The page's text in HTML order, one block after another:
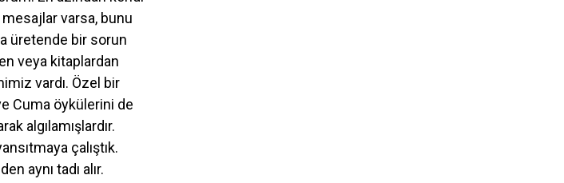
varsa, bunu
üretende bir sorun
veya kitaplardan
vardı. Özel bir
Cuma öykülerini de
algılamışlardır.
çalıştık.
aynı tadı alır.